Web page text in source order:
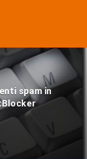
spam in